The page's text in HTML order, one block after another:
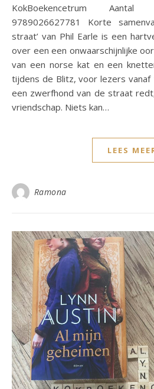
KokBoekencetrum Aantal
9789026627781 Korte
straat’ van Phil Earle is een
over een een onwaarschijnlijke
van een norse kat en een
tijdens de Blitz, voor lezers vanaf
een zwerfhond van de straat
vriendschap. Niets kan…
LEES
Ramona